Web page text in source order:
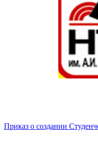
Приказ о создании